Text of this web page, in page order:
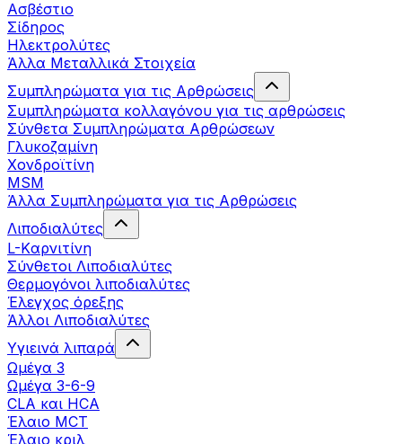
Ασβέστιο
Σίδηρος
Ηλεκτρολύτες
Άλλα Mεταλλικά Στοιχεία
Συμπληρώματα για τις Αρθρώσεις
Συμπληρώματα κολλαγόνου για τις αρθρώσεις
Σύνθετα Συμπληρώματα Αρθρώσεων
Γλυκοζαμίνη
Χονδροϊτίνη
MSM
Άλλα Συμπληρώματα για τις Αρθρώσεις
Λιποδιαλύτες
L-Kαρνιτίνη
Σύνθετοι Λιποδιαλύτες
Θερμογόνοι λιποδιαλύτες
Έλεγχος όρεξης
Άλλοι Λιποδιαλύτες
Υγιεινά λιπαρά
Ωμέγα 3
Ωμέγα 3-6-9
CLA και HCA
Έλαιο MCT
Έλαιο κριλ